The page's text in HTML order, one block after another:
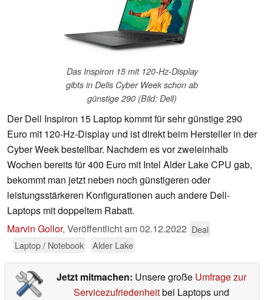
Das Inspiron 15 mit 120-Hz-Display
gibts in Dells Cyber Week schon ab
günstige 290 (Bild: Dell)
Der Dell Inspiron 15 Laptop kommt für sehr günstige 290
Euro mit 120-Hz-Display und ist direkt beim Hersteller in der
Cyber Week bestellbar. Nachdem es vor zweieinhalb
Wochen bereits für 400 Euro mit Intel Alder Lake CPU gab,
bekommt man jetzt neben noch günstigeren oder
leistungsstärkeren Konfigurationen auch andere Dell-
Laptops mit doppeltem Rabatt.
Marvin Gollor, Veröffentlicht am02.12.2022 Deal
Laptop / Notebook
Alder Lake
Jetzt mitmachen: Unsere große Umfrage zur
Servicezufriedenheitbei Laptops und